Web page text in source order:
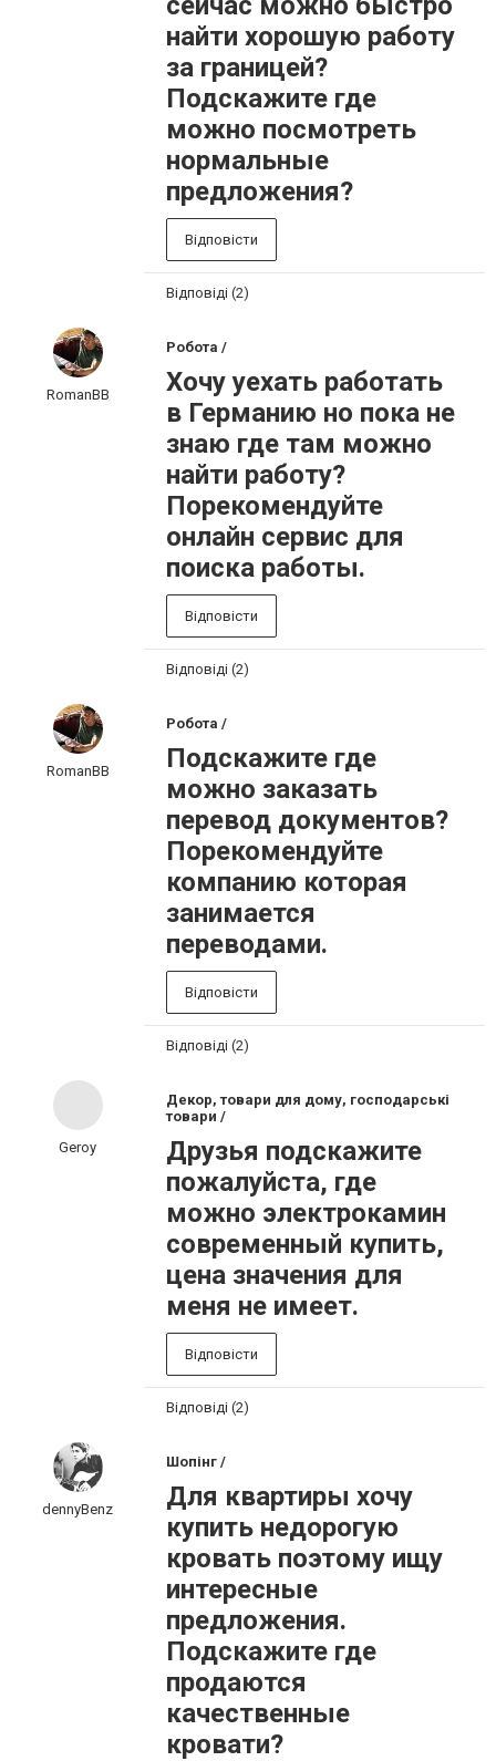
найти хорошую работу
за границей?
Подскажите где
можно посмотреть
нормальные
предложения?
Відповісти
Відповіді (2)
RomanBB
Робота /
Хочу уехать работать
в Германию но пока не
знаю где там можно
найти работу?
Порекомендуйте
онлайн сервис для
поиска работы.
Відповісти
Відповіді (2)
RomanBB
Робота /
Подскажите где
можно заказать
перевод документов?
Порекомендуйте
компанию которая
занимается
переводами.
Відповісти
Відповіді (2)
Geroy
Декор, товари для дому, господарські
товари /
Друзья подскажите
пожалуйста, где
можно электрокамин
современный купить,
цена значения для
меня не имеет.
Відповісти
Відповіді (2)
dennyBenz
Шопінг /
Для квартиры хочу
купить недорогую
кровать поэтому ищу
интересные
предложения.
Подскажите где
продаются
качественные
кровати?